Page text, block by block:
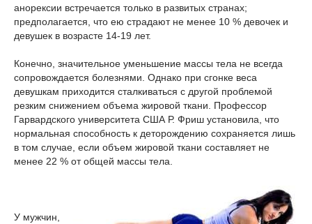
анорексии встречается только в развитых странах;
предполагается, что ею страдают не менее 10 % девочек и
девушек в возрасте 14-19 лет.
Конечно, значительное уменьшение массы тела не всегда
сопровождается болезнями. Однако при сгонке веса
девушкам приходится сталкиваться с другой проблемой
резким снижением объема жировой ткани. Профессор
Гарвардского университета США Р. Фриш установила, что
нормальная способность к деторождению сохраняется лишь
в том случае, если объем жировой ткани составляет не
менее 22 % от общей массы тела.
У мужчин,